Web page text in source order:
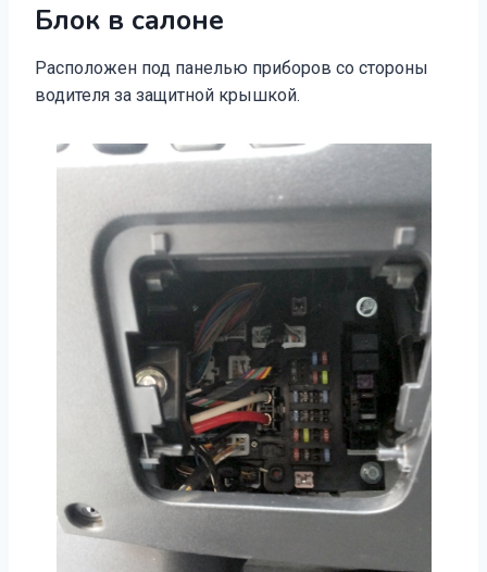
Блок в салоне
Расположен под панелью приборов со стороны
водителя за защитной крышкой.